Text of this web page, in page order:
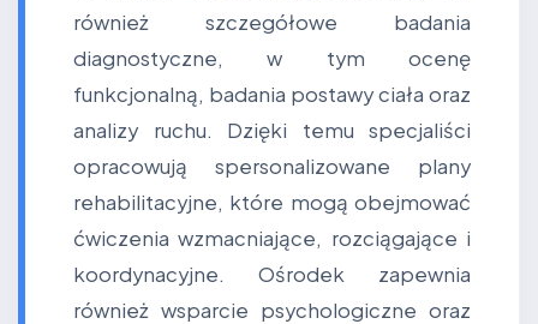
również szczegółowe badania
diagnostyczne, w tym ocenę
funkcjonalną, badania postawy ciała oraz
analizy ruchu. Dzięki temu specjaliści
opracowują spersonalizowane plany
rehabilitacyjne, które mogą obejmować
ćwiczenia wzmacniające, rozciągające i
koordynacyjne. Ośrodek zapewnia
również wsparcie psychologiczne oraz